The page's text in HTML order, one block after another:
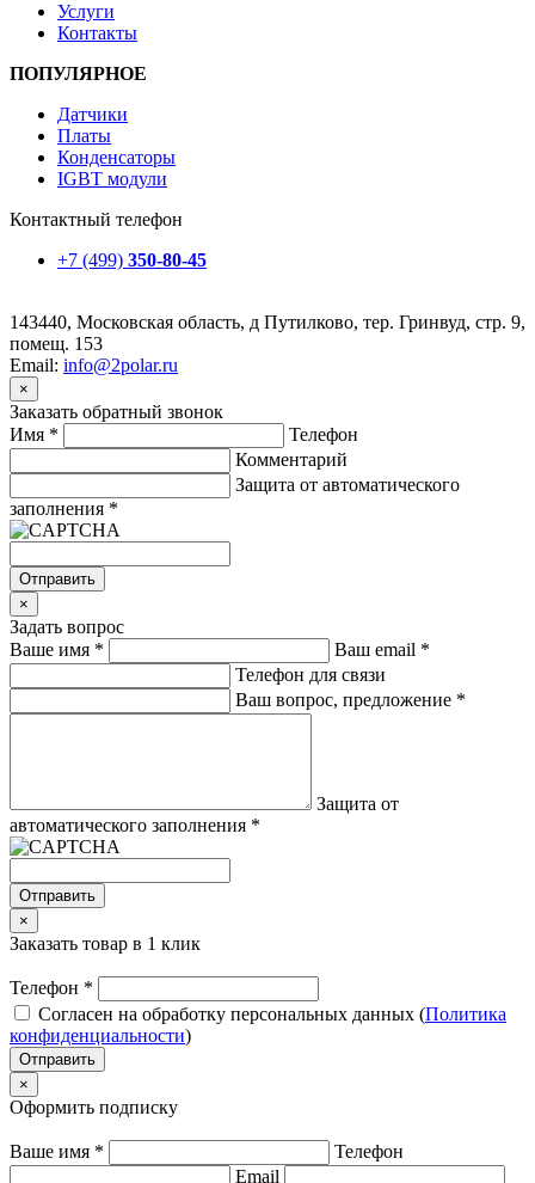
Услуги
Контакты
ПОПУЛЯРНОЕ
Датчики
Платы
Конденсаторы
IGBT модули
Контактный телефон
+7 (499) 350-80-45
143440, Московская область, д Путилково, тер. Гринвуд, стр. 9,
помещ. 153
Email: info@2polar.ru
×
Заказать обратный звонок
Имя *
Телефон
Комментарий
Защита от автоматического
заполнения *
Отправить
×
Задать вопрос
Ваше имя * Ваш email *
Телефон для связи
Ваш вопрос, предложение *
Защита от
автоматического заполнения *
Отправить
×
Заказать товар в 1 клик
Телефон *
Согласен на обработку персональных данных (Политика
конфиденциальности)
Отправить
×
Оформить подписку
Ваше имя *
Телефон
Email